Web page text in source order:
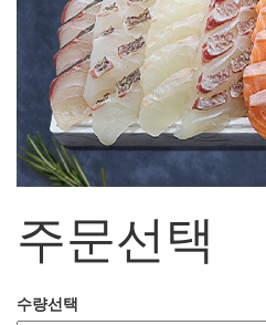
주문선택
수량선택